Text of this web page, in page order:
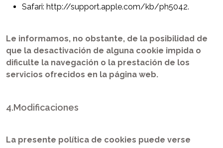
Safari: http://support.apple.com/kb/ph5042.
Le informamos, no obstante, de la posibilidad de
que la desactivación de alguna cookie impida o
dificulte la navegación o la prestación de los
servicios ofrecidos en la página web.
4.Modificaciones
La presente política de cookies puede verse